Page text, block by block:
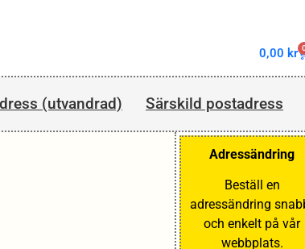
0,00 kr
(utvandrad) Särskild postadress
Adressändring
Beställ en
adressändring
och enkelt på vår
webbplats.